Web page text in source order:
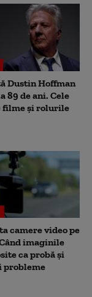
Dustin Hoffman
89 de ani. Cele
filme și rolurile
camere video pe
imaginile
ca probă și
probleme